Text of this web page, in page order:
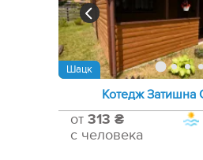
Шацк
Котедж Затишна
от 313 ₴
с человека